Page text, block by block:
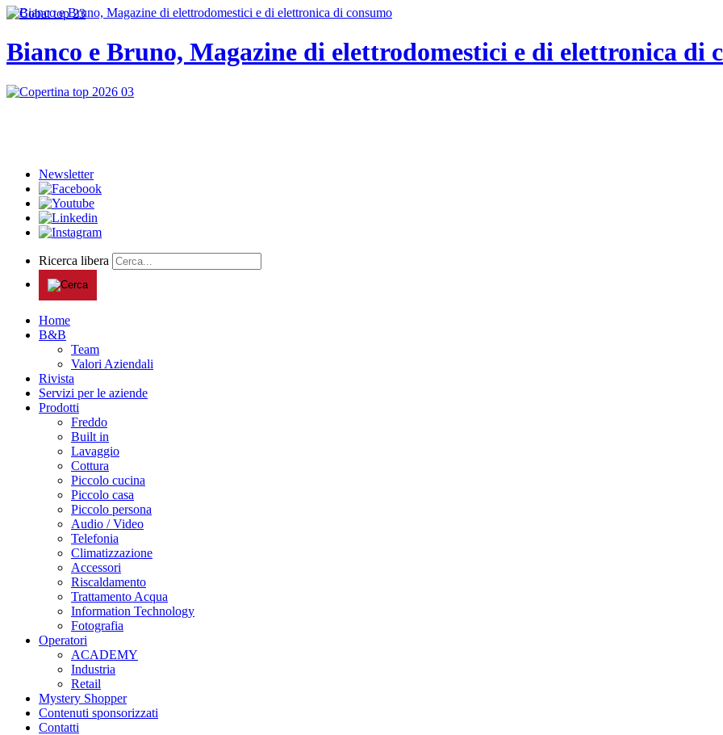
Bianco e Bruno, Magazine di elettrodomestici e di elettronica di
Newsletter
Ricerca libera
Home
B&B
Team
Valori Aziendali
Rivista
Servizi per le aziende
Prodotti
Freddo
Built in
Lavaggio
Cottura
Piccolo cucina
Piccolo casa
Piccolo persona
Audio / Video
Telefonia
Climatizzazione
Accessori
Riscaldamento
Trattamento Acqua
Information Technology
Fotografia
Operatori
ACADEMY
Industria
Retail
Mystery Shopper
Contenuti sponsorizzati
Contatti